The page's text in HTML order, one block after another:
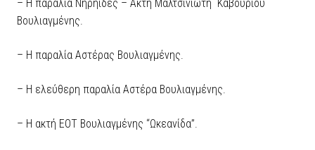
– Η παραλία Νηρηίδες – Ακτή Μαλτσινιώτη Καβουρίου
Βουλιαγμένης.
– Η παραλία Αστέρας Βουλιαγμένης.
– Η ελεύθερη παραλία Αστέρα Βουλιαγμένης.
– Η ακτή ΕΟΤ Βουλιαγμένης “Ωκεανίδα”.